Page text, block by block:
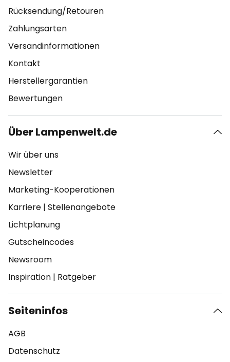
Rücksendung/Retouren
Zahlungsarten
Versandinformationen
Kontakt
Herstellergarantien
Bewertungen
Über Lampenwelt.de
Wir über uns
Newsletter
Marketing-Kooperationen
Karriere | Stellenangebote
Lichtplanung
Gutscheincodes
Newsroom
Inspiration | Ratgeber
Seiteninfos
AGB
Datenschutz